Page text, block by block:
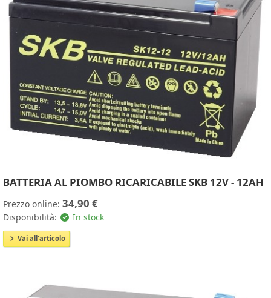
BATTERIA AL PIOMBO RICARICABILE SKB 12V - 12AH
Prezzo online: 34,90 €
Disponibilità: In stock
Vai all'articolo